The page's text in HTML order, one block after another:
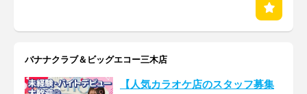
バナナクラブ＆ビッグエコー三木店
【人気カラオケ店のスタッフ募集